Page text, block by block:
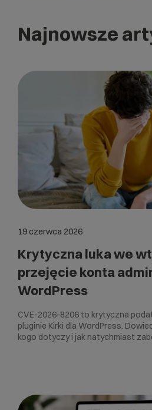
Najnowsze
19 czerwca 2026
Krytyczna luka we
przejęcie konta
WordPress
CVE-2026-8206 to krytyczna
pluginie Kirki dla WordPress.
kogo dotyczy i jak natychmiast